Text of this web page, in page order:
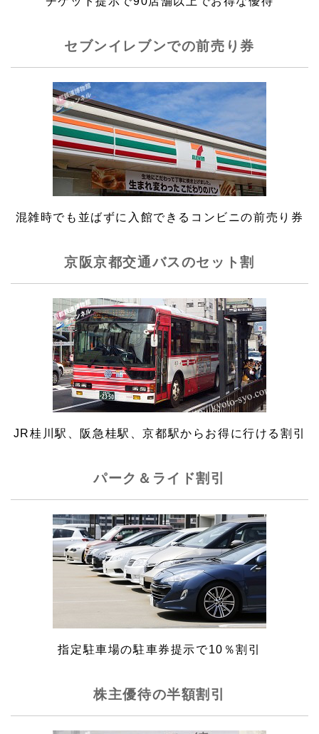
セブンイレブンでの前売り券
混雑時でも並ばずに入館できるコンビニの前売り券
京阪京都交通バスのセット割
JR桂川駅、阪急桂駅、京都駅からお得に行ける割引
パーク＆ライド割引
指定駐車場の駐車券提示で10％割引
株主優待の半額割引